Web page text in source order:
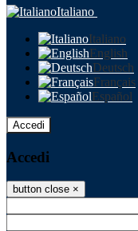
Italiano
Italiano
English
Deutsch
Français
Español
Accedi
Accedi
button close ×